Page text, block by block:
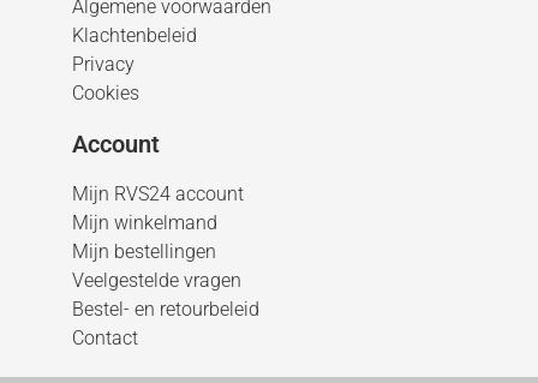
Algemene voorwaarden
Klachtenbeleid
Privacy
Cookies
Account
Mijn RVS24 account
Mijn winkelmand
Mijn bestellingen
Veelgestelde vragen
Bestel- en retourbeleid
Contact